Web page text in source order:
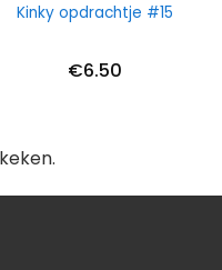
Kinky opdrachtje #15
€6.50